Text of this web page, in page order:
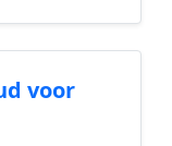
voor